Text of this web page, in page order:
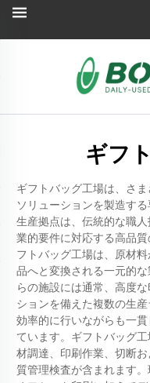
ギフ
ギフトバッグ工場は、さ
ソリューションを製造す
生産拠点は、伝統的な職
業的要件に対応する高品
フトバッグ工場は、原材
品へと変換される一元的
らの施設には通常、高度
ションを備えた複数の生
効率的に行いながらも一
ています。ギフトバッグ
材調達、印刷作業、切断
質管理検査が含まれます